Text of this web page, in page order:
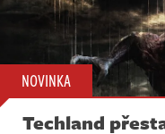
NOVINKA
Techland